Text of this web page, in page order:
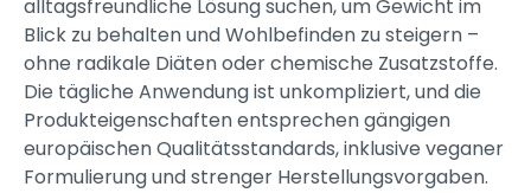
alltagsfreundliche Lösung suchen, um Gewicht im
Blick zu behalten und Wohlbefinden zu steigern –
ohne radikale Diäten oder chemische Zusatzstoffe.
Die tägliche Anwendung ist unkompliziert, und die
Produkteigenschaften entsprechen gängigen
europäischen Qualitätsstandards, inklusive veganer
Formulierung und strenger Herstellungsvorgaben.